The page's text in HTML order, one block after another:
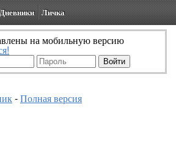
Дневники Личка
на мобильную версию
-Полная версия